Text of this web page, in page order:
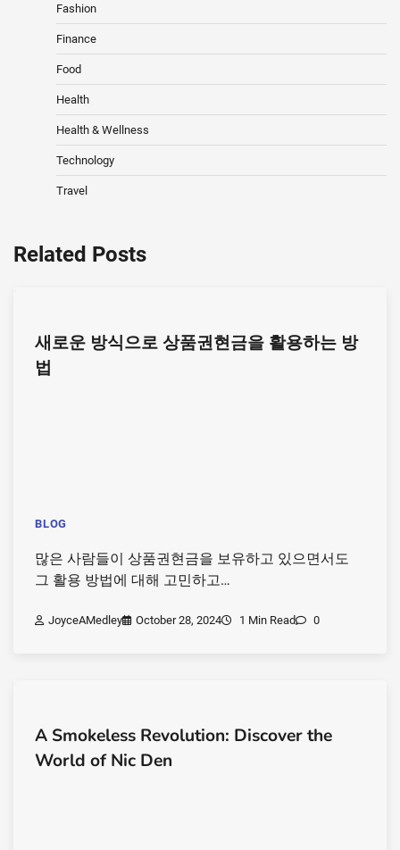
Fashion
Finance
Food
Health
Health & Wellness
Technology
Travel
Related Posts
새로운 방식으로 상품권현금을 활용하는 방
법
BLOG
많은 사람들이 상품권현금을 보유하고 있으면서도
그 활용 방법에 대해 고민하고…
JoyceAMedley October 28, 2024 1 Min Read 0
A Smokeless Revolution: Discover the
World of Nic Den